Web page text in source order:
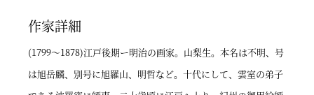
作家詳細
(1799～1878)江戸後期ー明治の画家。山梨生。本名は不明、号
は旭岳麟、別号に旭羅山、明哲など。十代にして、雲室の弟子